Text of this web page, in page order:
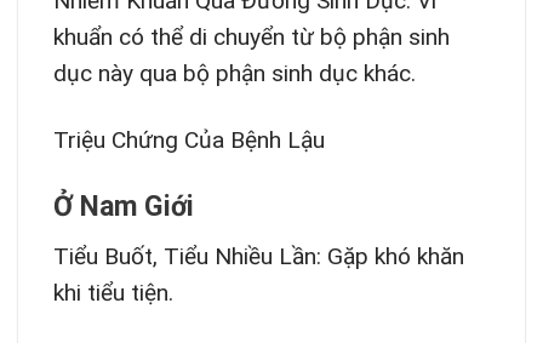
khuẩn có thể di chuyển từ bộ phận sinh
dục này qua bộ phận sinh dục khác.
Triệu Chứng Của Bệnh Lậu
Ở Nam Giới
Tiểu Buốt, Tiểu Nhiều Lần: Gặp khó khăn
khi tiểu tiện.